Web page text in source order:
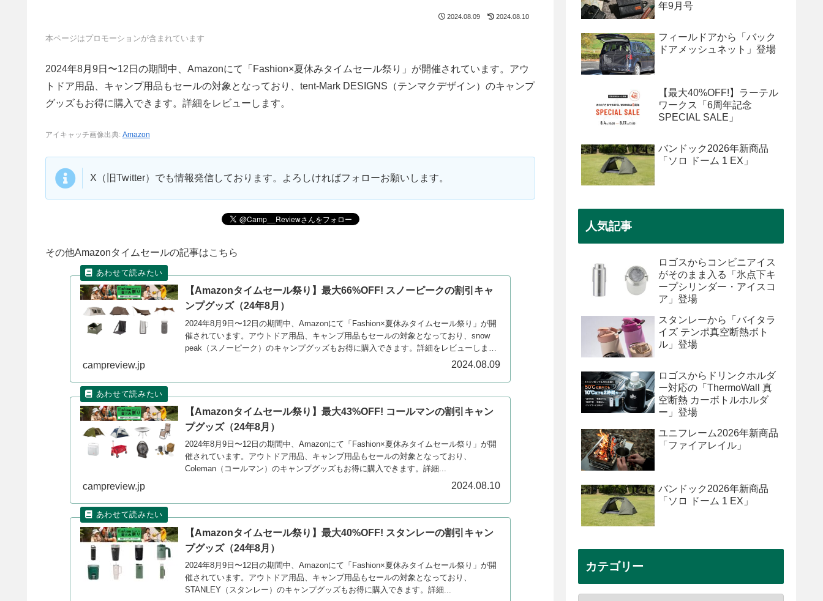
2024.08.09 2024.08.10
本ページはプロモーションが含まれています
2024年8月9日〜12日の期間中、Amazonにて「Fashion×夏休みタイムセール祭り」が開催されています。アウ
トドア用品、キャンプ用品もセールの対象となっており、tent-Mark DESIGNS（テンマクデザイン）のキャンプ
グッズもお得に購入できます。詳細をレビューします。
アイキャッチ画像出典: Amazon
X（旧Twitter）でも情報発信しております。よろしければフォローお願いします。
その他Amazonタイムセールの記事はこちら
【Amazonタイムセール祭り】最大66%OFF! スノーピークの割引キャ
ンプグッズ（24年8月）
2024年8月9日〜12日の期間中、Amazonにて「Fashion×夏休みタイムセール祭り」が開
催されています。アウトドア用品、キャンプ用品もセールの対象となっており、snow
peak（スノーピーク）のキャンプグッズもお得に購入できます。詳細をレビューしま
campreview.jp 2024.08.09
【Amazonタイムセール祭り】最大43%OFF! コールマンの割引キャン
プグッズ（24年8月）
2024年8月9日〜12日の期間中、Amazonにて「Fashion×夏休みタイムセール祭り」が開
催されています。アウトドア用品、キャンプ用品もセールの対象となっており、
Coleman（コールマン）のキャンプグッズもお得に購入できます。詳細...
campreview.jp 2024.08.10
【Amazonタイムセール祭り】最大40%OFF! スタンレーの割引キャン
プグッズ（24年8月）
2024年8月9日〜12日の期間中、Amazonにて「Fashion×夏休みタイムセール祭り」が開
催されています。アウトドア用品、キャンプ用品もセールの対象となっており、
STANLEY（スタンレー）のキャンプグッズもお得に購入できます。詳細...
年9月号
フィールドアから「バック
ドアメッシュネット」登場
【最大40%OFF!】ラーテル
ワークス「6周年記念
SPECIAL SALE」
バンドック2026年新商品
「ソロ ドーム 1 EX」
人気記事
ロゴスからコンビニアイス
がそのまま入る「氷点下キ
ープシリンダー・アイスコ
ア」登場
スタンレーから「バイタラ
イズ テンポ真空断熱ボト
ル」登場
ロゴスからドリンクホルダ
ー対応の「ThermoWall 真
空断熱 カーボトルホルダ
ー」登場
ユニフレーム2026年新商品
「ファイアレイル」
バンドック2026年新商品
「ソロ ドーム 1 EX」
カテゴリー